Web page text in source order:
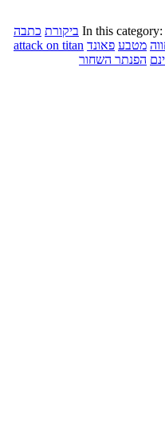
In this category: ביקורת כתבה
מטבע פאונד attack on titan
הפנתר השחור